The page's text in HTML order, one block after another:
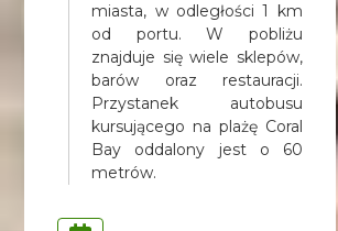
miasta, w odległości 1 km
od portu. W pobliżu
znajduje się wiele sklepów,
barów oraz restauracji.
Przystanek autobusu
kursującego na plażę Coral
Bay oddalony jest o 60
metrów.